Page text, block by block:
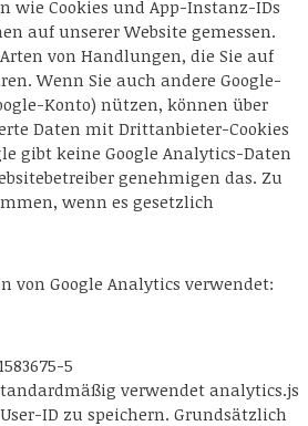
wie Cookies und App-Instanz-IDs
auf unserer Website gemessen.
von Handlungen, die Sie auf
Wenn Sie auch andere Google-
Konto) nützen, können über
Daten mit Drittanbieter-Cookies
gibt keine Google Analytics-Daten
genehmigen das. Zu
wenn es gesetzlich
von Google Analytics verwendet:
5
verwendet analytics.js
ID zu speichern. Grundsätzlich